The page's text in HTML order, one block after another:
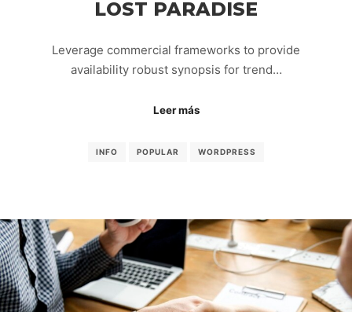
LOST PARADISE
Leverage commercial frameworks to provide
availability robust synopsis for trend…
Leer más
INFO POPULAR WORDPRESS